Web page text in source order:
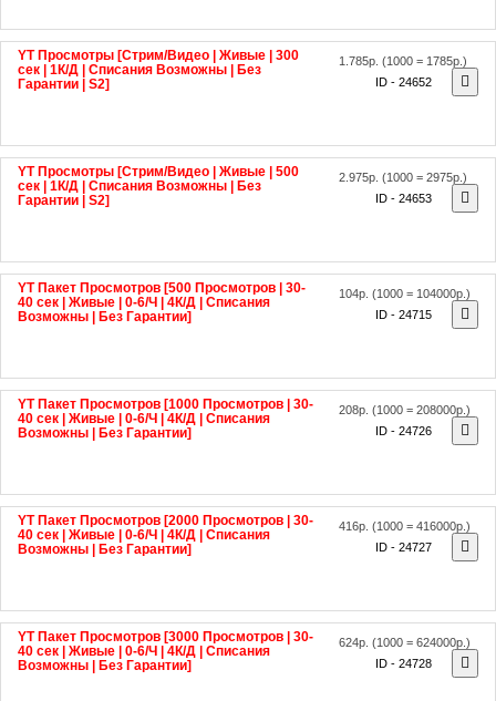
YT Просмотры [Стрим/Видео | Живые | 300
сек | 1К/Д | Списания Возможны | Без
Гарантии | S2]
1.785р.(1000 = 1785р.)
ID - 24652
YT Просмотры [Стрим/Видео | Живые | 500
сек | 1К/Д | Списания Возможны | Без
Гарантии | S2]
2.975р.(1000 = 2975р.)
ID - 24653
YT Пакет Просмотров [500 Просмотров | 30-
40 сек | Живые | 0-6/Ч | 4К/Д | Списания
Возможны | Без Гарантии]
104р.(1000 = 104000р.)
ID - 24715
YT Пакет Просмотров [1000 Просмотров | 30-
40 сек | Живые | 0-6/Ч | 4К/Д | Списания
Возможны | Без Гарантии]
208р.(1000 = 208000р.)
ID - 24726
YT Пакет Просмотров [2000 Просмотров | 30-
40 сек | Живые | 0-6/Ч | 4К/Д | Списания
Возможны | Без Гарантии]
416р.(1000 = 416000р.)
ID - 24727
YT Пакет Просмотров [3000 Просмотров | 30-
40 сек | Живые | 0-6/Ч | 4К/Д | Списания
Возможны | Без Гарантии]
624р.(1000 = 624000р.)
ID - 24728